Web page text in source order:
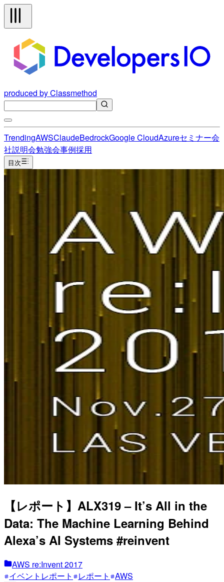
produced by Classmethod
TrendingAWSClaudeBedrockGoogle CloudAzureセミナー会
社説明会勉強会事例採用
目次
【レポート】ALX319 – It’s All in the
Data: The Machine Learning Behind
Alexa’s AI Systems #reinvent
AWS re:Invent 2017
イベントレポート
レポート
AWS